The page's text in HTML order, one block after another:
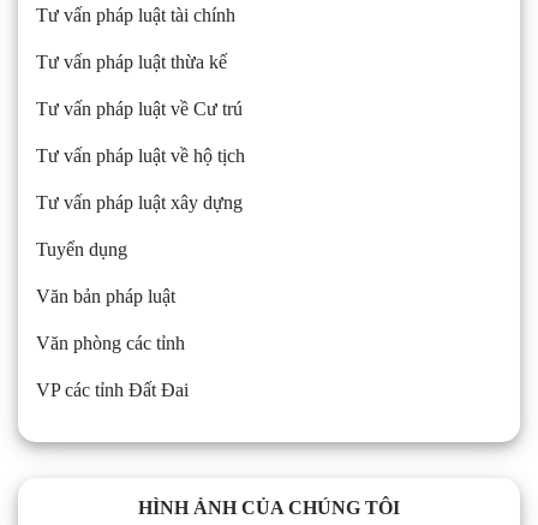
Tư vấn pháp luật tài chính
Tư vấn pháp luật thừa kế
Tư vấn pháp luật về Cư trú
Tư vấn pháp luật về hộ tịch
Tư vấn pháp luật xây dựng
Tuyển dụng
Văn bản pháp luật
Văn phòng các tỉnh
VP các tỉnh Đất Đai
HÌNH ẢNH CỦA CHÚNG TÔI